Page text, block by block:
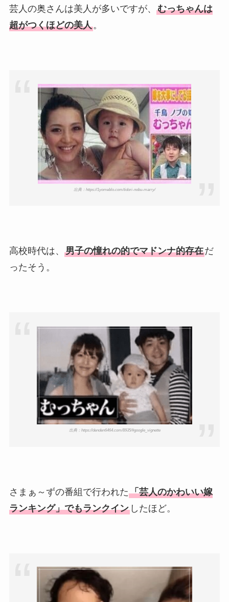
芸人の奥さんは美人が多いですが、 むっちゃんは
超がつくほどの美人。
出典：https://1yomeblo.com/tidori-nobu-marry/
高校時代は、 男子の憧れの的でマドンナ的存在だ
ったそう。
出典：https://denden6464.com/8935/#google_vignette
さまぁ～ずの番組で行われた「芸人のかわいい嫁
ランキング」でもランクインしたほど。